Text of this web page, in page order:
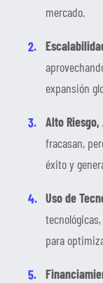
mercado.
expansión
Alto
fracasan,
éxito y
Uso de
para